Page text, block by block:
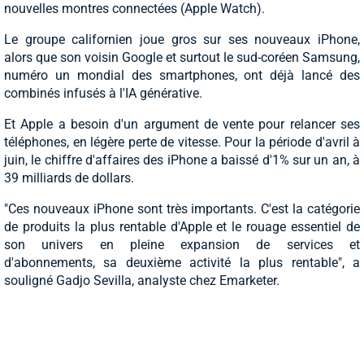
nouvelles montres connectées (Apple Watch).
Le groupe californien joue gros sur ses nouveaux iPhone,
alors que son voisin Google et surtout le sud-coréen Samsung,
numéro un mondial des smartphones, ont déjà lancé des
combinés infusés à l'IA générative.
Et Apple a besoin d'un argument de vente pour relancer ses
téléphones, en légère perte de vitesse. Pour la période d'avril à
juin, le chiffre d'affaires des iPhone a baissé d'1% sur un an, à
39 milliards de dollars.
"Ces nouveaux iPhone sont très importants. C'est la catégorie
de produits la plus rentable d'Apple et le rouage essentiel de
son univers en pleine expansion de services et
d'abonnements, sa deuxième activité la plus rentable", a
souligné Gadjo Sevilla, analyste chez Emarketer.